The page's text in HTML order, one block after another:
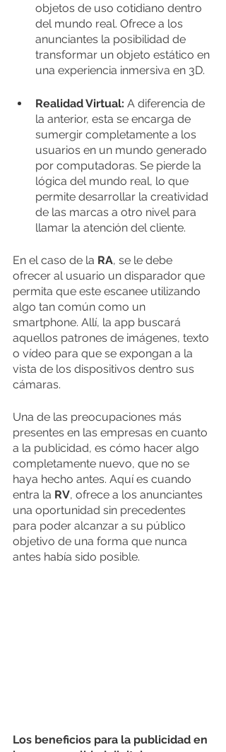
objetos de uso cotidiano dentro
del mundo real. Ofrece a los
anunciantes la posibilidad de
transformar un objeto estático en
una experiencia inmersiva en 3D.
Realidad Virtual: A diferencia de
la anterior, esta se encarga de
sumergir completamente a los
usuarios en un mundo generado
por computadoras. Se pierde la
lógica del mundo real, lo que
permite desarrollar la creatividad
de las marcas a otro nivel para
llamar la atención del cliente.
En el caso de la RA, se le debe
ofrecer al usuario un disparador que
permita que este escanee utilizando
algo tan común como un
smartphone. Allí, la app buscará
aquellos patrones de imágenes, texto
o vídeo para que se expongan a la
vista de los dispositivos dentro sus
cámaras.
Una de las preocupaciones más
presentes en las empresas en cuanto
a la publicidad, es cómo hacer algo
completamente nuevo, que no se
haya hecho antes. Aquí es cuando
entra la RV, ofrece a los anunciantes
una oportunidad sin precedentes
para poder alcanzar a su público
objetivo de una forma que nunca
antes había sido posible.
Los beneficios para la publicidad en